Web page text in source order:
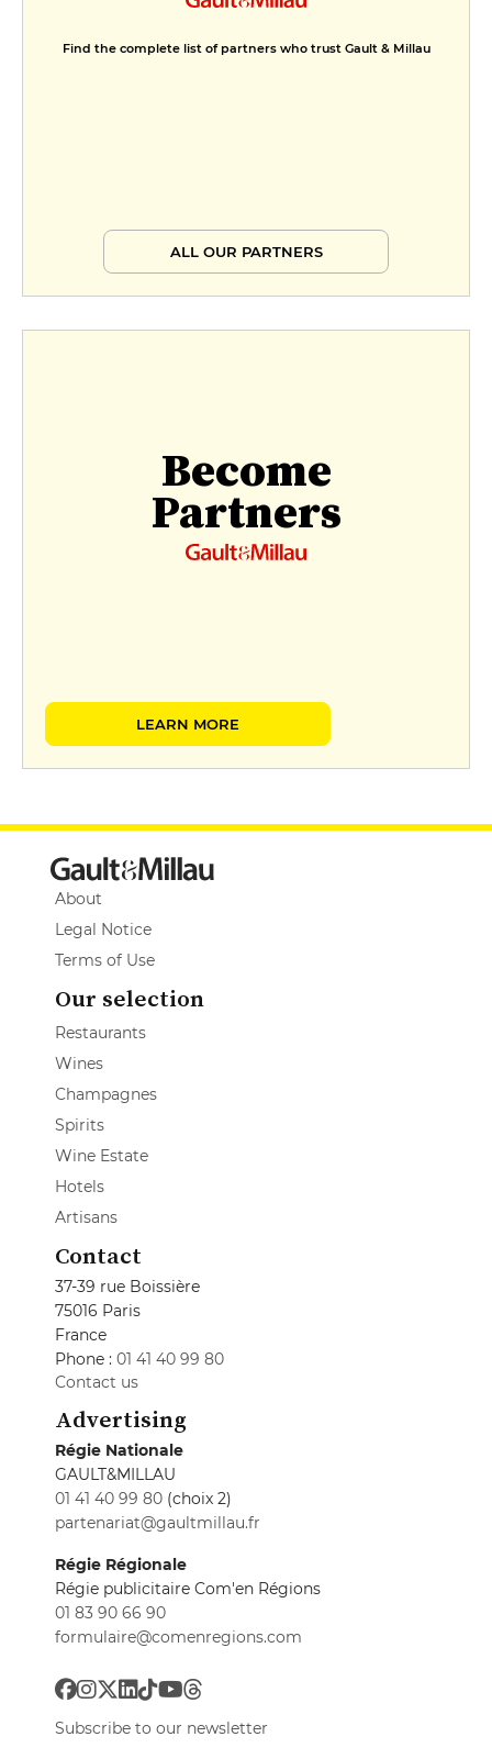
Find the complete list of partners who trust Gault & Millau
ALL OUR PARTNERS
Become
Partners
LEARN MORE
About
Legal Notice
Terms of Use
Our selection
Restaurants
Wines
Champagnes
Spirits
Wine Estate
Hotels
Artisans
Contact
37-39 rue Boissière
75016 Paris
France
Phone : 01 41 40 99 80
Contact us
Advertising
Régie Nationale
GAULT&MILLAU
01 41 40 99 80 (choix 2)
partenariat@gaultmillau.fr
Régie Régionale
Régie publicitaire Com'en Régions
01 83 90 66 90
formulaire@comenregions.com
Subscribe to our newsletter